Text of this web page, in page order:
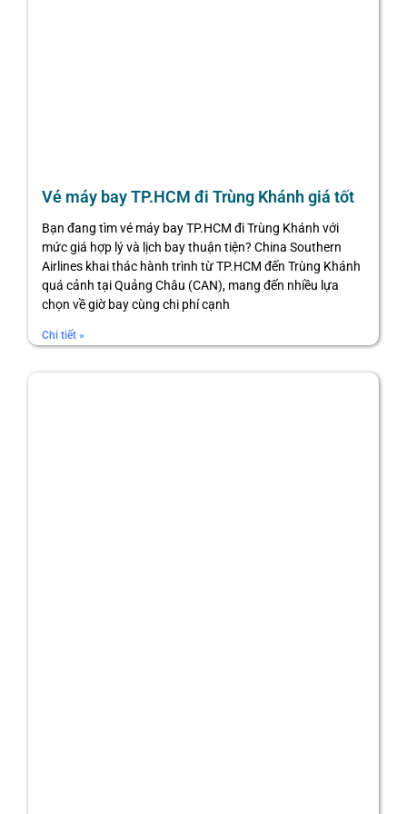
Vé máy bay TP.HCM đi Trùng Khánh giá tốt
Bạn đang tìm vé máy bay TP.HCM đi Trùng Khánh với
mức giá hợp lý và lịch bay thuận tiện? China Southern
Airlines khai thác hành trình từ TP.HCM đến Trùng Khánh
quá cảnh tại Quảng Châu (CAN), mang đến nhiều lựa
chọn về giờ bay cùng chi phí cạnh
Chi tiết »